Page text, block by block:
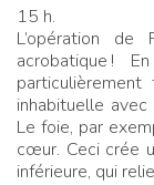
15 h.
L’opération
acrobatique !
particulièrement
inhabituelle
Le foie, par
cœur. Ceci crée
inférieure, qui